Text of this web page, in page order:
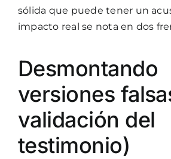
sólida que puede tener un
impacto real se nota en dos
Desmontando
versiones
validación del
testimonio)